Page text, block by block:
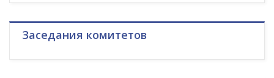
Заседания комитетов